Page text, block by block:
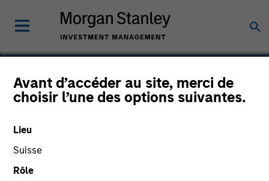
Avant d’accéder au site, merci de
choisir l’une des options suivantes.
Lieu
Suisse
Rôle
Ethertronics